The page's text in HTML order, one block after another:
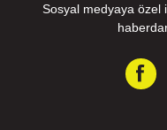
Sosyal medyaya özel